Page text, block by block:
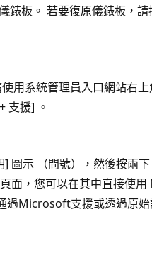
錶板。 若要復原儀錶板，
用系統管理員入口網站右
支援] 。
圖示 （問號），然後按兩
面，您可以在其中直接使
過Microsoft支援或透過原